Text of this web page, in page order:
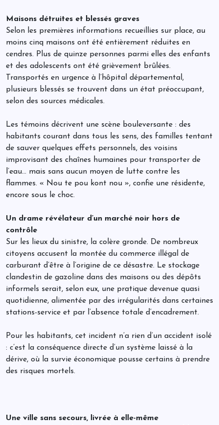
Maisons détruites et blessés graves
Selon les premières informations recueillies sur place, au
moins cinq maisons ont été entièrement réduites en
cendres. Plus de quinze personnes parmi elles des enfants
et des adolescents ont été grièvement brûlées.
Transportés en urgence à l’hôpital départemental,
plusieurs blessés se trouvent dans un état préoccupant,
selon des sources médicales.
Les témoins décrivent une scène bouleversante : des
habitants courant dans tous les sens, des familles tentant
de sauver quelques effets personnels, des voisins
improvisant des chaînes humaines pour transporter de
l’eau… mais sans aucun moyen de lutte contre les
flammes. « Nou te pou kont nou », confie une résidente,
encore sous le choc.
Un drame révélateur d’un marché noir hors de
contrôle
Sur les lieux du sinistre, la colère gronde. De nombreux
citoyens accusent la montée du commerce illégal de
carburant d’être à l’origine de ce désastre. Le stockage
clandestin de gazoline dans des maisons ou des dépôts
informels serait, selon eux, une pratique devenue quasi
quotidienne, alimentée par des irrégularités dans certaines
stations-service et par l’absence totale d’encadrement.
Pour les habitants, cet incident n’a rien d’un accident isolé
: c’est la conséquence directe d’un système laissé à la
dérive, où la survie économique pousse certains à prendre
des risques mortels.
Une ville sans secours, livrée à elle-même